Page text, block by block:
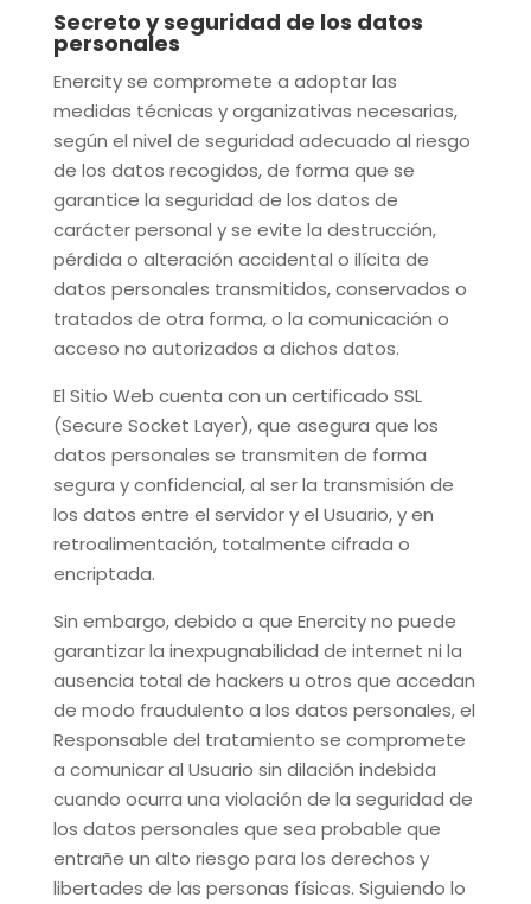
Secreto y seguridad de los datos
personales
Enercityse compromete a adoptar las
medidas técnicas y organizativas necesarias,
según el nivel de seguridad adecuado al riesgo
de los datos recogidos, de forma que se
garantice la seguridad de los datos de
carácter personal y se evite la destrucción,
pérdida o alteración accidental o ilícita de
datos personales transmitidos, conservados o
tratados de otra forma, o la comunicación o
acceso no autorizados a dichos datos.
El Sitio Web cuenta con un certificado SSL
(Secure Socket Layer), que asegura que los
datos personales se transmiten de forma
segura y confidencial, al ser la transmisión de
los datos entre el servidor y el Usuario, y en
retroalimentación, totalmente cifrada o
encriptada.
Sin embargo, debido a que Enercityno puede
garantizar la inexpugnabilidad de internet ni la
ausencia total de hackers u otros que accedan
de modo fraudulento a los datos personales, el
Responsable del tratamiento se compromete
a comunicar al Usuario sin dilación indebida
cuando ocurra una violación de la seguridad de
los datos personales que sea probable que
entrañe un alto riesgo para los derechos y
libertades de las personas físicas. Siguiendo lo